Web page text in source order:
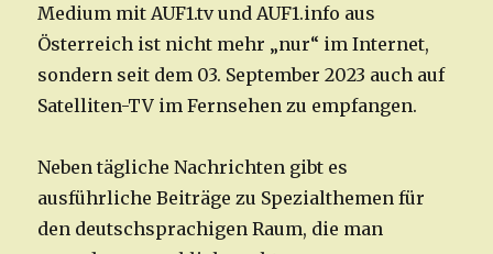
Medium mit AUF1.tv und AUF1.info aus
Österreich ist nicht mehr „nur“ im Internet,
sondern seit dem 03. September 2023 auch auf
Satelliten-TV im Fernsehen zu empfangen.
Neben tägliche Nachrichten gibt es
ausführliche Beiträge zu Spezialthemen für
den deutschsprachigen Raum, die man